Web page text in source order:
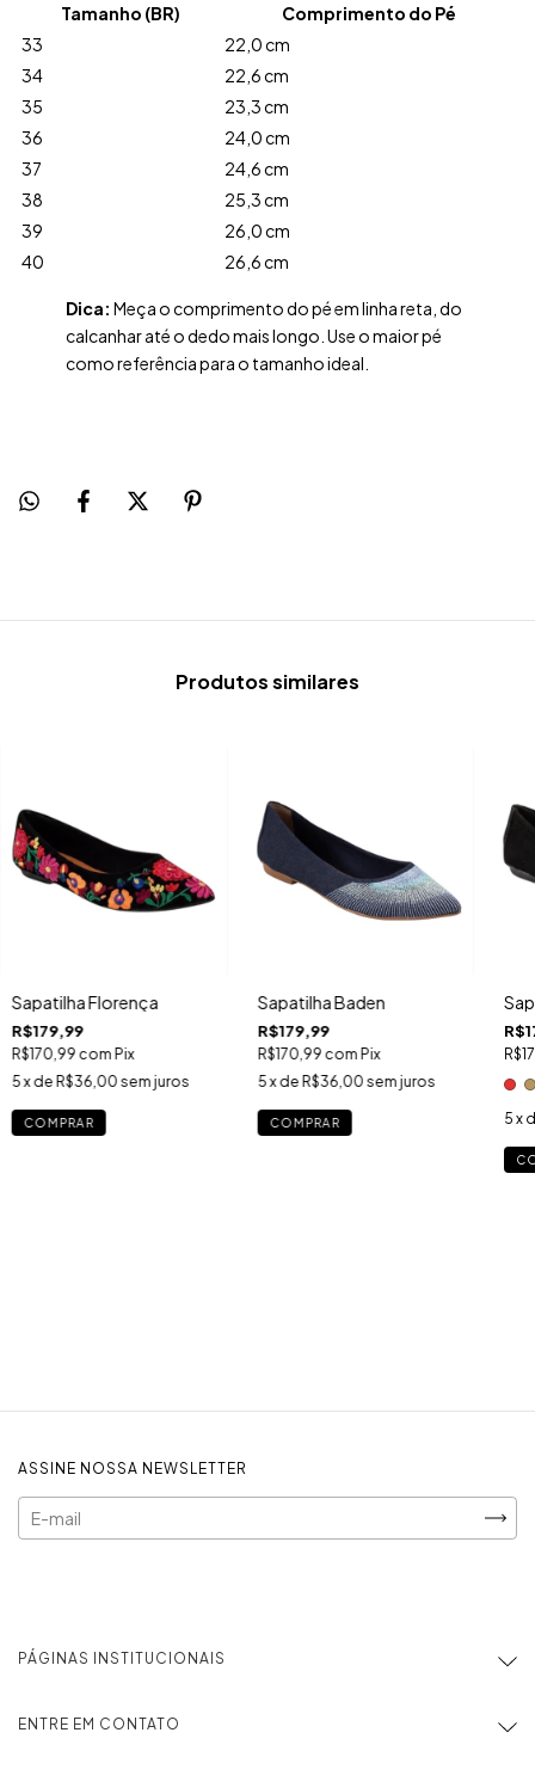
Tamanho (BR)
Comprimento do Pé
33
22,0 cm
34
22,6 cm
35
23,3 cm
36
24,0 cm
37
24,6 cm
38
25,3 cm
39
26,0 cm
40
26,6 cm
Dica: Meça o comprimento do pé em linha reta, do
calcanhar até o dedo mais longo. Use o maior pé
como referência para o tamanho ideal.
Produtos similares
Sapatilha Florença
R$179,99
R$170,99 com Pix
5x de R$36,00 sem juros
COMPRAR
Sapatilha Baden
R$179,99
R$170,99 com Pix
5x de R$36,00 sem juros
COMPRAR 5 x
ASSINE NOSSA NEWSLETTER
PÁGINAS INSTITUCIONAIS
ENTRE EM CONTATO